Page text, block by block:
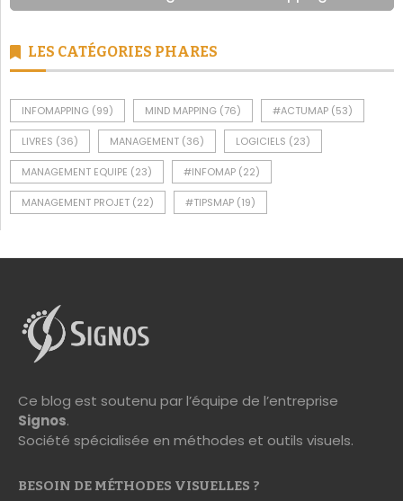
INFOMAPPING(99) MIND MAPPING
MANAGEMENT EQUIPE (23) #INFOMAP(22)
MANAGEMENT PROJET (22) #TIPSMAP (19)
Ce blog est soutenu par l’équipe de l’entreprise
Signos
BESOIN DE MÉTHODES VISUELLES ?
e-Learning Mind Mapping